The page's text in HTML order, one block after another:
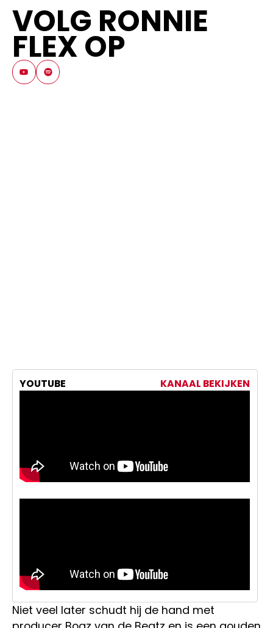
VOLG RONNIE
FLEX OP
YOUTUBE KANAAL BEKIJKEN
Niet veel later schudt hij de hand met